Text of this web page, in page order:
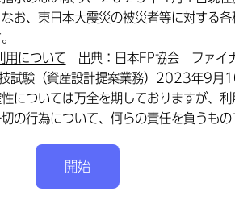
お、東日本大震災の被災者等に対する
用について 出典：日本FP協会 ファイ
試験（資産設計提案業務）2023年9月
については万全を期しておりますが、
の行為について、何らの責任を負うもの